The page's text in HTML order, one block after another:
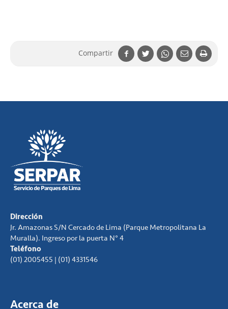
Compartir
Dirección
Jr. Amazonas S/N Cercado de Lima (Parque Metropolitana La
Muralla). Ingreso por la puerta N° 4
Teléfono
(01) 2005455 | (01) 4331546
Acerca de